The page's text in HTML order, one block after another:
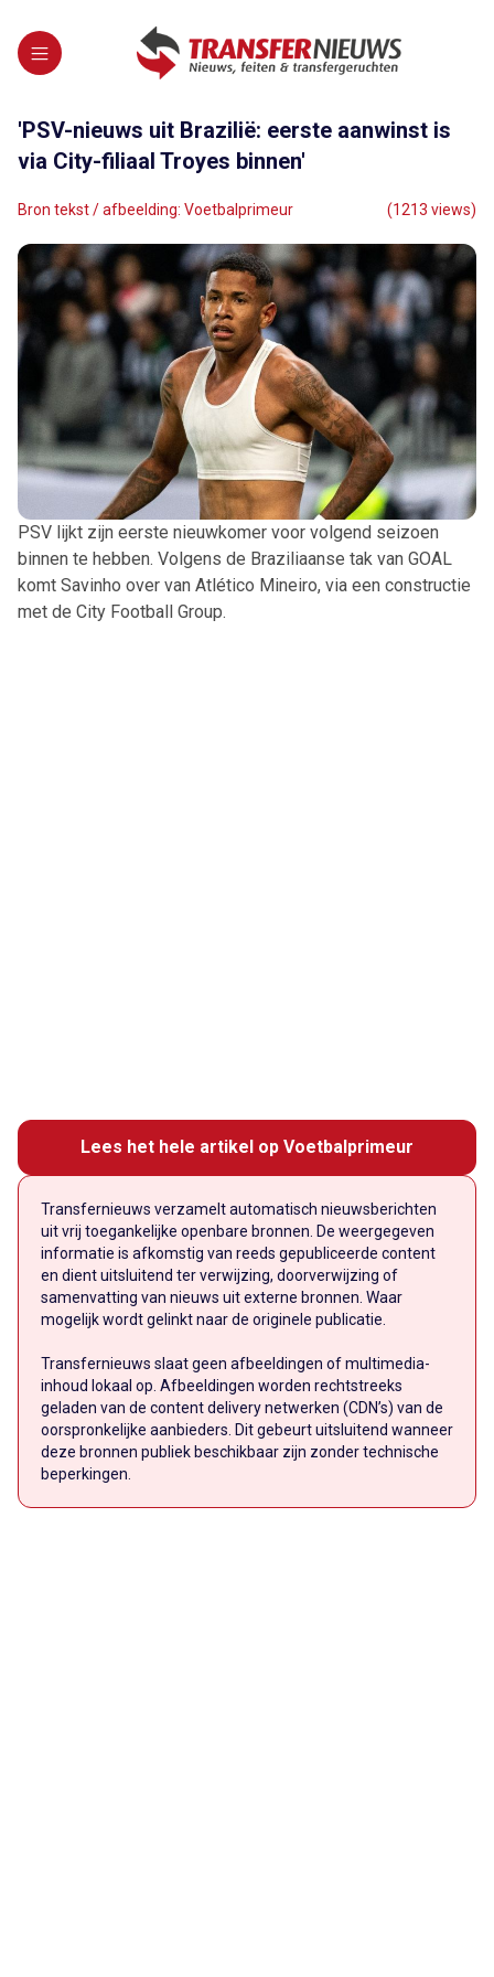
'PSV-nieuws uit Brazilië: eerste aanwinst is
via City-filiaal Troyes binnen'
Bron tekst / afbeelding: Voetbalprimeur (1213 views)
PSV lijkt zijn eerste nieuwkomer voor volgend seizoen
binnen te hebben. Volgens de Braziliaanse tak van GOAL
komt Savinho over van Atlético Mineiro, via een constructie
met de City Football Group.
Lees het hele artikel op Voetbalprimeur
Transfernieuws verzamelt automatisch nieuwsberichten
uit vrij toegankelijke openbare bronnen. De weergegeven
informatie is afkomstig van reeds gepubliceerde content
en dient uitsluitend ter verwijzing, doorverwijzing of
samenvatting van nieuws uit externe bronnen. Waar
mogelijk wordt gelinkt naar de originele publicatie.
Transfernieuws slaat geen afbeeldingen of multimedia-
inhoud lokaal op. Afbeeldingen worden rechtstreeks
geladen van de content delivery netwerken (CDN’s) van de
oorspronkelijke aanbieders. Dit gebeurt uitsluitend wanneer
deze bronnen publiek beschikbaar zijn zonder technische
beperkingen.